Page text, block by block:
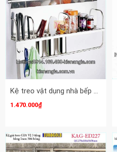
Kệ treo vật dụng nhà bếp đa năng 900 EUROGOLDKAG-ED221
1.470.000₫